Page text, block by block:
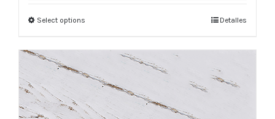
Select options Detalles